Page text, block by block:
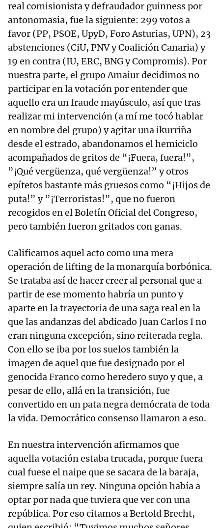
real comisionista y defraudador guinness por
antonomasia, fue la siguiente: 299 votos a
favor (PP, PSOE, UpyD, Foro Asturias, UPN), 23
abstenciones (CiU, PNV y Coalición Canaria) y
19 en contra (IU, ERC, BNG y Compromis). Por
nuestra parte, el grupo Amaiur decidimos no
participar en la votación por entender que
aquello era un fraude mayúsculo, así que tras
realizar mi intervención (a mí me tocó hablar
en nombre del grupo) y agitar una ikurriña
desde el estrado, abandonamos el hemiciclo
acompañados de gritos de “¡Fuera, fuera!”,
”¡Qué vergüenza, qué vergüenza!” y otros
epítetos bastante más gruesos como “¡Hijos de
puta!” y ”¡Terroristas!”, que no fueron
recogidos en el Boletín Oficial del Congreso,
pero también fueron gritados con ganas.
Calificamos aquel acto como una mera
operación de lifting de la monarquía borbónica.
Se trataba así de hacer creer al personal que a
partir de ese momento habría un punto y
aparte en la trayectoria de una saga real en la
que las andanzas del abdicado Juan Carlos I no
eran ninguna excepción, sino reiterada regla.
Con ello se iba por los suelos también la
imagen de aquel que fue designado por el
genocida Franco como heredero suyo y que, a
pesar de ello, allá en la transición, fue
convertido en un pata negra demócrata de toda
la vida. Democrático consenso llamaron a eso.
En nuestra intervención afirmamos que
aquella votación estaba trucada, porque fuera
cual fuese el naipe que se sacara de la baraja,
siempre salía un rey. Ninguna opción había a
optar por nada que tuviera que ver con una
república. Por eso citamos a Bertold Brecht,